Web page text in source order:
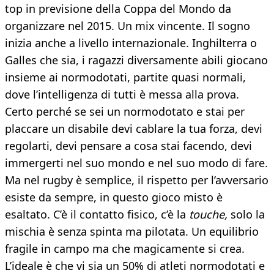
top in previsione della Coppa del Mondo da
organizzare nel 2015. Un mix vincente. Il sogno
inizia anche a livello internazionale. Inghilterra o
Galles che sia, i ragazzi diversamente abili giocano
insieme ai normodotati, partite quasi normali,
dove l’intelligenza di tutti è messa alla prova.
Certo perché se sei un normodotato e stai per
placcare un disabile devi cablare la tua forza, devi
regolarti, devi pensare a cosa stai facendo, devi
immergerti nel suo mondo e nel suo modo di fare.
Ma nel rugby è semplice, il rispetto per l’avversario
esiste da sempre, in questo gioco misto è
esaltato. C’è il contatto fisico, c’è la touche, solo la
mischia è senza spinta ma pilotata. Un equilibrio
fragile in campo ma che magicamente si crea.
L’ideale è che vi sia un 50% di atleti normodotati e